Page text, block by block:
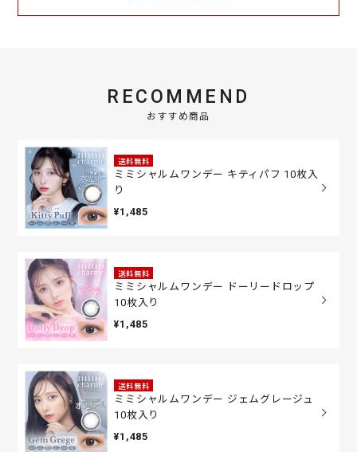
RECOMMEND
おすすめ商品
送料無料
ミミシャルムワンデー キティパフ 10枚入
り
¥1,485
送料無料
ミミシャルムワンデー ドーリードロップ
10枚入り
¥1,485
送料無料
ミミシャルムワンデー ジェムグレージュ
10枚入り
¥1,485